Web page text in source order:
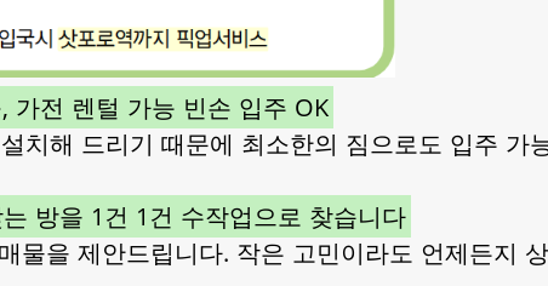
, 가전 렌털 가능 빈손 입주 OK
치해 드리기 때문에 최소한의 짐으로도 입주 가
는 방을 1건 1건 수작업으로 찾습니다
물을 제안드립니다. 작은 고민이라도 언제든지